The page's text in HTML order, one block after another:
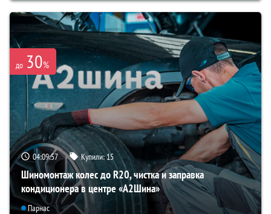
до 30%
04:09:56 Купили:15
Шиномонтаж колес до R20, чистка и заправка
кондиционера в центре «A2Шина»
Парнас